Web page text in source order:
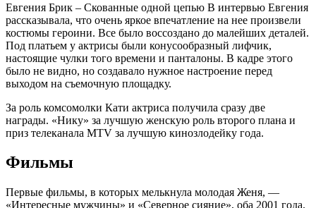
Евгения Брик – Скованные одной цепью В интервью Евгения
рассказывала, что очень яркое впечатление на нее произвели
костюмы героини. Все было воссоздано до малейших деталей.
Под платьем у актрисы были конусообразный лифчик,
настоящие чулки того времени и панталоны. В кадре этого
было не видно, но создавало нужное настроение перед
выходом на съемочную площадку.
За роль комсомолки Кати актриса получила сразу две
награды. «Нику» за лучшую женскую роль второго плана и
приз телеканала MTV за лучшую кинозлодейку года.
Фильмы
Первые фильмы, в которых мелькнула молодая Женя, —
«Интересные мужчины» и «Северное сияние», оба 2001 года.